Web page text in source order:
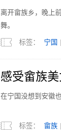
离开畲族乡，晚上
舞。
标签： 宁国
感受畲族
在宁国没想到安徽
标签： 畲族